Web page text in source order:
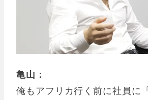
亀山：
俺もアフリカ行く前に社員に